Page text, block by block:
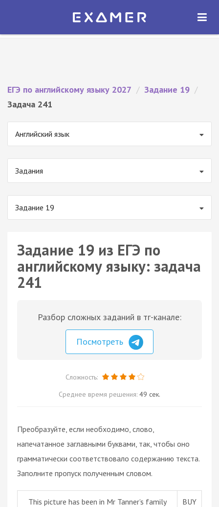
Экзамер — ЕГЭ 2027
ОТКРЫТЬ
ЕГЭ по английскому языку 2027 / Задание 19 /
Задача 241
Английский язык
Задания
Задание 19
Задание 19 из ЕГЭ по
английскому языку: задача
241
Разбор сложных заданий в тг-канале:
Посмотреть
Сложность:
Среднее время решения: 49 сек.
Преобразуйте, если необходимо, слово,
напечатанное заглавными буквами, так, чтобы оно
грамматически соответствовало содержанию текста.
Заполните пропуск полученным словом.
This picture has been in Mr Tanner’s family
BUY